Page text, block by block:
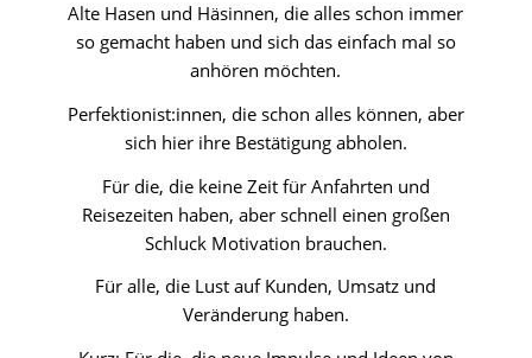
Alte Hasen und Häsinnen, die alles schon immer
so gemacht haben und sich das einfach mal so
anhören möchten.
Perfektionist:innen, die schon alles können, aber
sich hier ihre Bestätigung abholen.
Für die, die keine Zeit für Anfahrten und
Reisezeiten haben, aber schnell einen großen
Schluck Motivation brauchen.
Für alle, die Lust auf Kunden, Umsatz und
Veränderung haben.